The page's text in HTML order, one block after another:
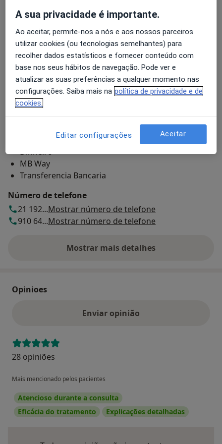
PsiWorks - Cuidados de Saúde, Lda.
Estrada da Luz, 90, 10º - E,
Ampliar o mapaabre num novo separador
Disponibilidade
Este especialista não disponibiliza reservas online
nesta morada
O que posso fazer agora?
Modalidades de pagamento (visitas privadas)
Dinheiro
MB Way
Transferencia Bancaria
Número de telefone
21 192...Mostrar número de telefone
910 64...Mostrar número de telefone
Mostrar mais detalhes
sobre o endereço
Opinioes
Enviar opinião
28 opiniões
Mais mencionado pelos pacientes
Atencioso durante a consulta
Eficácia do tratamento
Explicações detalhadas
A sua privacidade é importante.
Ao aceitar, permite-nos a nós e aos nossos parceiros
utilizar cookies (ou tecnologias semelhantes) para
recolher dados estatísticos e fornecer conteúdo com
base nos seus hábitos de navegação. Pode ver e
atualizar as suas preferências a qualquer momento nas
configurações. Saiba mais na política de privacidade e de
cookies.
Editar configurações Aceitar